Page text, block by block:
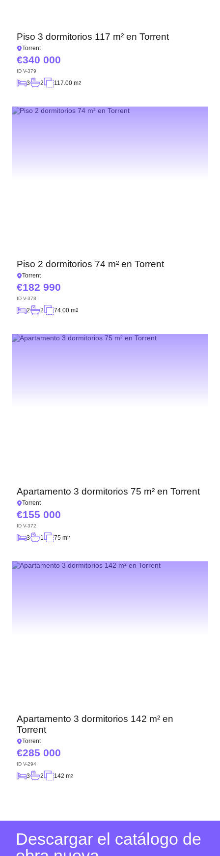
Piso 3 dormitorios 117 m² en Torrent
Torrent
340 000
ID V-379
3 2 117.00 m2
Piso 2 dormitorios 74 m² en Torrent
Torrent
182 990
ID V-378
2 2 74.00 m2
Apartamento 3 dormitorios 75 m² en Torrent
Torrent
155 000
ID V-372
3 1 75 m2
Apartamento 3 dormitorios 142 m² en
Torrent
Torrent
285 000
ID V-294
3 2 142 m2
Descargar el catálogo de